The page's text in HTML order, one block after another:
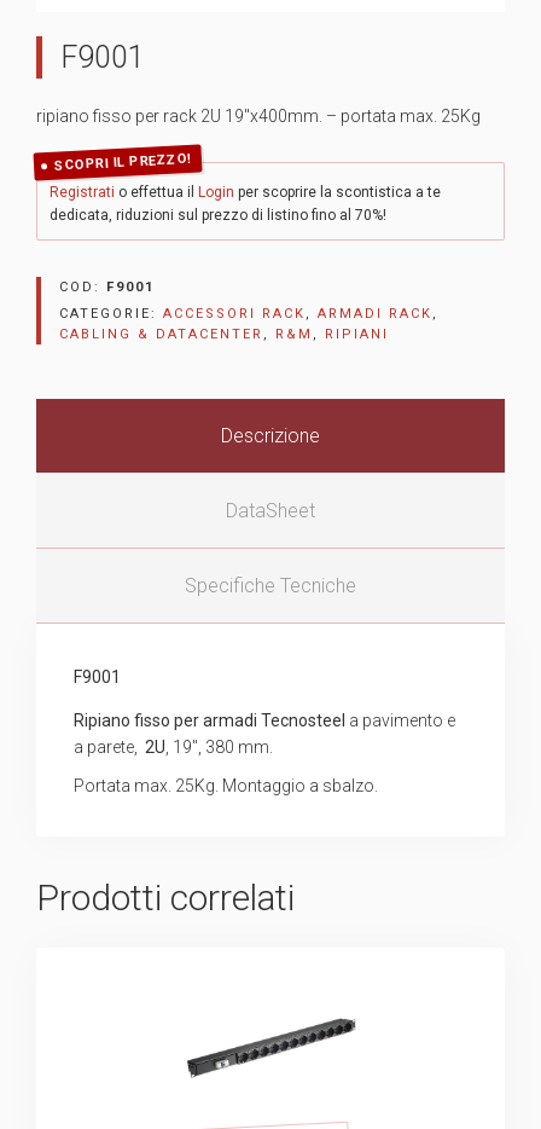
F9001
ripiano fisso per rack 2U 19″x400mm. – portata max. 25Kg
SCOPRI IL PREZZO!
Registrati o effettua il Login per scoprire la scontistica a te
dedicata, riduzioni sul prezzo di listino fino al 70%!
COD: F9001
CATEGORIE: ACCESSORI RACK , ARMADI RACK ,
CABLING & DATACENTER , R&M , RIPIANI
Descrizione
DataSheet
Specifiche Tecniche
F9001
Ripiano fisso per armadi Tecnosteel a pavimento e
a parete, 2U , 19″, 380 mm.
Portata max. 25Kg. Montaggio a sbalzo.
Prodotti correlati